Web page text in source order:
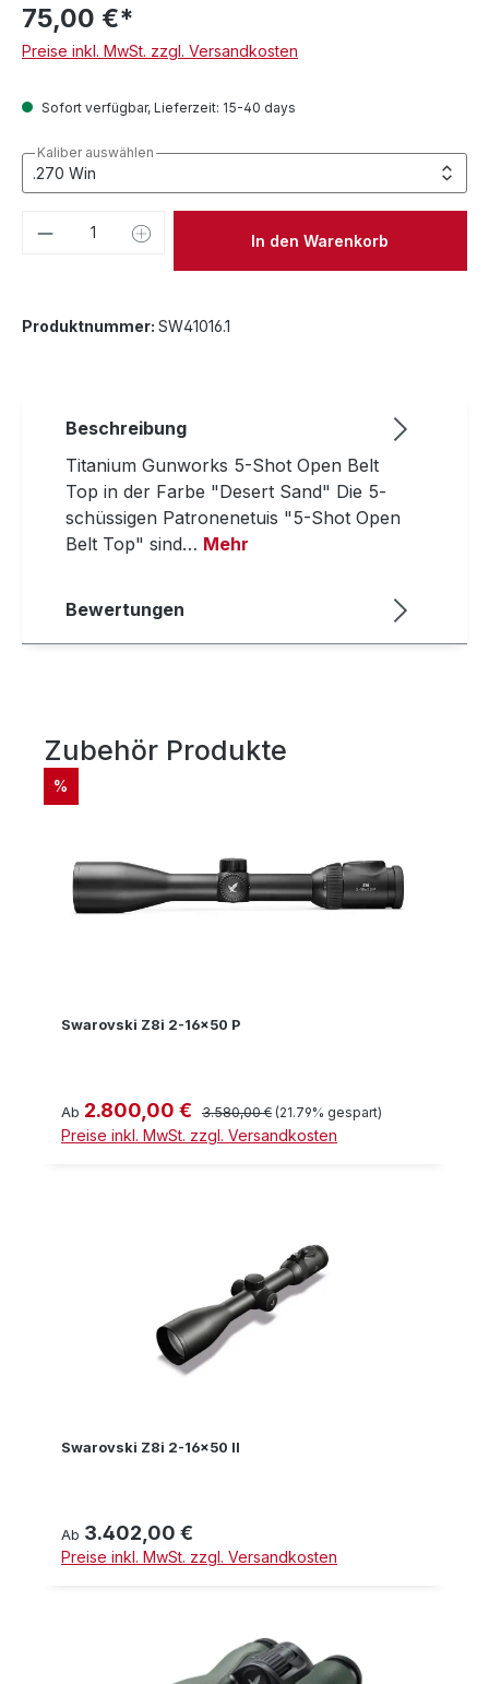
75,00 €*
Preise inkl. MwSt. zzgl. Versandkosten
Sofort verfügbar, Lieferzeit: 15-40 days
Kaliber auswählen
Produkt Anzahl: Gib denIn den Warenkorb
Produktnummer: SW41016.1
Beschreibung
Titanium Gunworks 5-Shot Open Belt
Top in der Farbe "Desert Sand" Die 5-
schüssigen Patronenetuis "5-Shot Open
Belt Top" sind… Mehr
Bewertungen
Produktgalerie überspringen
Zubehör Produkte
RABATT
%
Swarovski Z8i 2-16x50 P
Verkaufspreis:
Ab 2.800,00 € Regulärer Preis:
3.580,00 € (21.79% gespart)
Preise inkl. MwSt. zzgl. Versandkosten
Swarovski Z8i 2-16x50 II
Regulärer Preis:
Ab 3.402,00 €
Preise inkl. MwSt. zzgl. Versandkosten